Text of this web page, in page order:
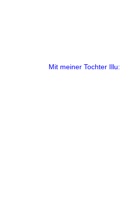
Mit meiner Tochter Illu: